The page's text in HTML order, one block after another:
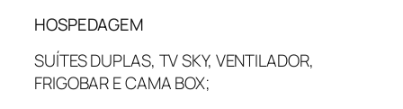
HOSPEDAGEM
SUÍTES DUPLAS, TV SKY, VENTILADOR,
FRIGOBAR E CAMA BOX;